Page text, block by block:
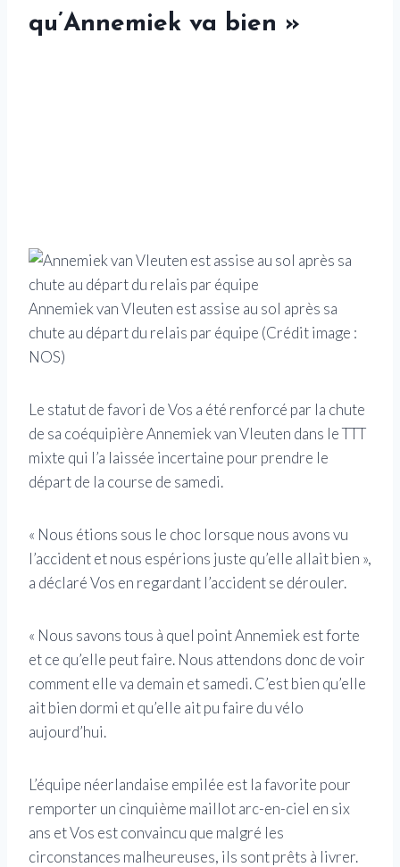
qu’Annemiek va bien »
Annemiek van Vleuten est assise au sol après sa
chute au départ du relais par équipe (Crédit image :
NOS)
Le statut de favori de Vos a été renforcé par la chute
de sa coéquipière Annemiek van Vleuten dans le TTT
mixte qui l’a laissée incertaine pour prendre le
départ de la course de samedi.
« Nous étions sous le choc lorsque nous avons vu
l’accident et nous espérions juste qu’elle allait bien »,
a déclaré Vos en regardant l’accident se dérouler.
« Nous savons tous à quel point Annemiek est forte
et ce qu’elle peut faire. Nous attendons donc de voir
comment elle va demain et samedi. C’est bien qu’elle
ait bien dormi et qu’elle ait pu faire du vélo
aujourd’hui.
L’équipe néerlandaise empilée est la favorite pour
remporter un cinquième maillot arc-en-ciel en six
ans et Vos est convaincu que malgré les
circonstances malheureuses, ils sont prêts à livrer.